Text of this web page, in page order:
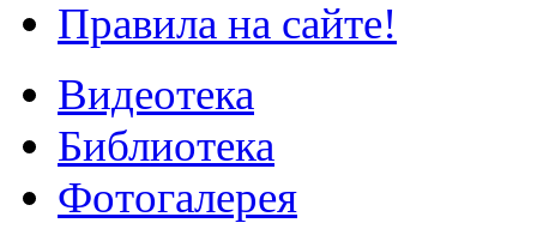
Правила на сайте!
Видеотека
Библиотека
Фотогалерея